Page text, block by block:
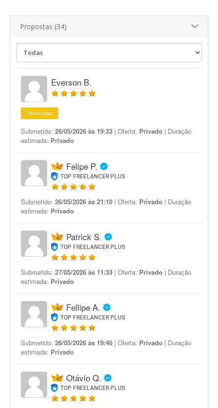
Propostas (34)
Everson B.
Promovida
Submetido: 26/05/2026 às 19:33 | Oferta: Privado | Duração
estimada: Privado
Felipe P.
TOP FREELANCER PLUS
Submetido: 26/05/2026 às 21:10 | Oferta: Privado | Duração
estimada: Privado
Patrick S.
TOP FREELANCER PLUS
Submetido: 27/05/2026 às 11:33 | Oferta: Privado | Duração
estimada: Privado
Fellipe A.
TOP FREELANCER PLUS
Submetido: 26/05/2026 às 19:46 | Oferta: Privado | Duração
estimada: Privado
Otávio Q.
TOP FREELANCER PLUS